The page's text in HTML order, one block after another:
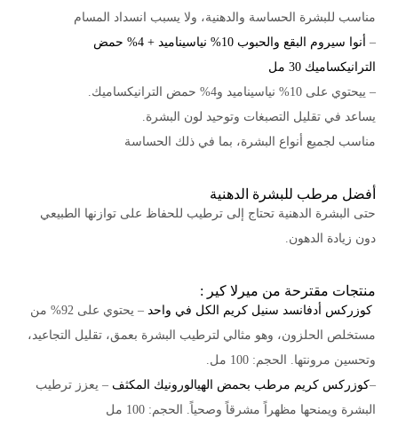
مناسب للبشرة الحساسة والدهنية، ولا يسبب انسداد المسام
–
أنوا سيروم البقع والحبوب 10% نياسيناميد + 4% حمض
الترانيكساميك 30 مل
– ييحتوي على 10% نياسيناميد و4% حمض الترانيكساميك.
يساعد في تقليل التصبغات وتوحيد لون البشرة.
مناسب لجميع أنواع البشرة، بما في ذلك الحساسة
أفضل مرطب للبشرة الدهنية
حتى البشرة الدهنية تحتاج إلى ترطيب للحفاظ على توازنها الطبيعي
دون زيادة الدهون.
منتجات مقترحة من ميرلا كير :
كوزركس أدفانسد سنيل كريم الكل في واحد
– يحتوي على 92% من
مستخلص الحلزون، وهو مثالي لترطيب البشرة بعمق، تقليل التجاعيد،
وتحسين مرونتها. الحجم: 100 مل.
–كوزركس كريم مرطب بحمض الهيالورونيك المكثف – يعزز ترطيب
البشرة ويمنحها مظهراً مشرقاً وصحياً. الحجم: 100 مل